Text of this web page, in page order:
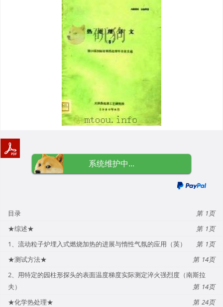
系统维护中...
目录
1
★综述★
1
1、流动粒子炉埋入式燃烧加热的进展与惰性气氛的应用（英）
1
★测试方法★
14
2、用特定的园柱形探头的表面温度梯度实际测定淬火强烈度（南斯拉
夫）
14
★化学热处理★
24